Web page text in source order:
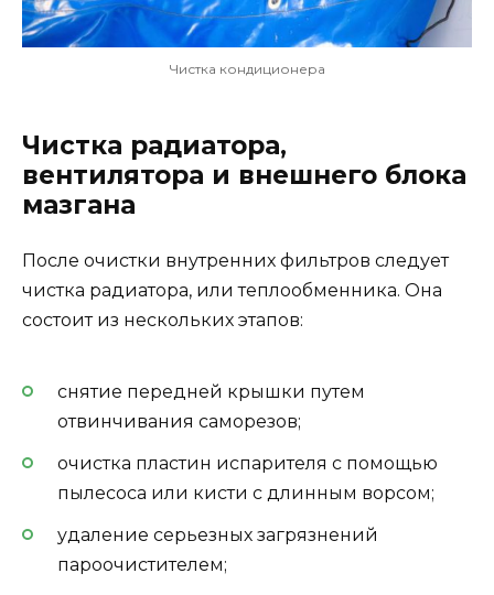
Чистка кондиционера
Чистка радиатора,
вентилятора и внешнего блока
мазгана
После очистки внутренних фильтров следует
чистка радиатора, или теплообменника. Она
состоит из нескольких этапов:
снятие передней крышки путем
отвинчивания саморезов;
очистка пластин испарителя с помощью
пылесоса или кисти с длинным ворсом;
удаление серьезных загрязнений
пароочистителем;